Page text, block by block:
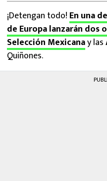
¡Detengan todo! En una
de Europa lanzarán
Selección Mexicanay las
Quiñones.